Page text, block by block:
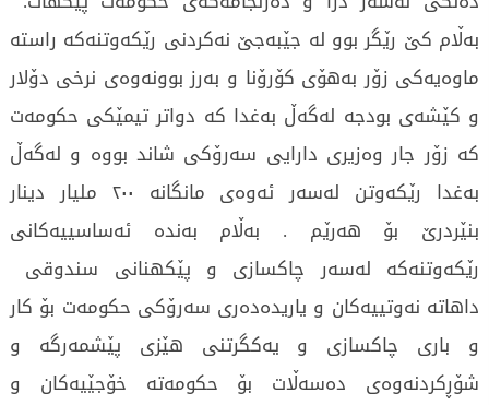
بەڵام کێ رێگر بوو لە جێبەجێ نەکردنی رێکەوتنەکە راستە
ماوەیەکی زۆر بەھۆی کۆرۆنا و بەرز بوونەوەی نرخی دۆلار
و کێشەی بودجە لەگەڵ بەغدا کە دواتر تیمێکی حکومەت
کە زۆر جار وەزیری دارایی سەرۆکی شاند بووە و لەگەڵ
بەغدا رێکەوتن لەسەر ئەوەی مانگانە ٢٠٠ ملیار دینار
بنێردرێ بۆ ھەرێم . بەڵام بەندە ئەساسییەکانی
رێکەوتنەکە لەسەر چاکسازی و پێکھنانی سندوقی
داھاتە نەوتییەکان و یاریدەدەری سەرۆکی حکومەت بۆ کار
و باری چاکسازی و یەکگرتنی ھێزی پێشمەرگە و
شۆڕکردنەوەی دەسەڵات بۆ حکومەتە خۆجێیەکان و